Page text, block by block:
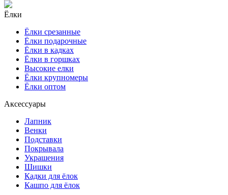
Ёлки
Ёлки срезанные
Ёлки подарочные
Ёлки в кадках
Ёлки в горшках
Высокие елки
Ёлки крупномеры
Ёлки оптом
Аксессуары
Лапник
Венки
Подставки
Покрывала
Украшения
Шишки
Кадки для ёлок
Кашпо для ёлок